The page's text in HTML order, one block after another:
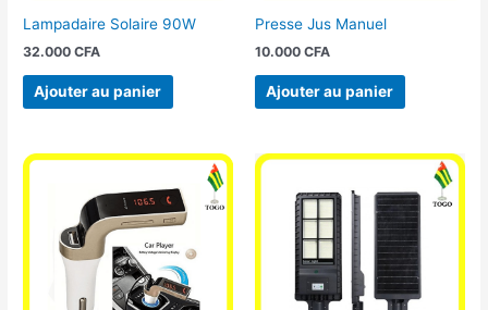
Lampadaire Solaire 90W
32.000CFA
Ajouter au panier
Presse Jus Manuel
10.000 CFA
Ajouter au panier